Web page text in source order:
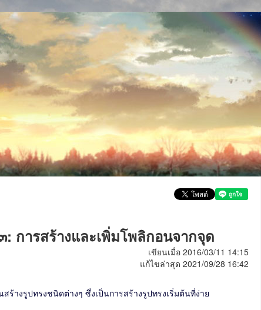
การสร้างและเพิ่มโพลิกอนจากจุด
เขียนเมื่อ 2016/03/11 14:15
แก้ไขล่าสุด 2021/09/28 16:42
างรูปทรงชนิดต่างๆ ซึ่งเป็นการสร้างรูปทรงเริ่มต้นที่ง่าย